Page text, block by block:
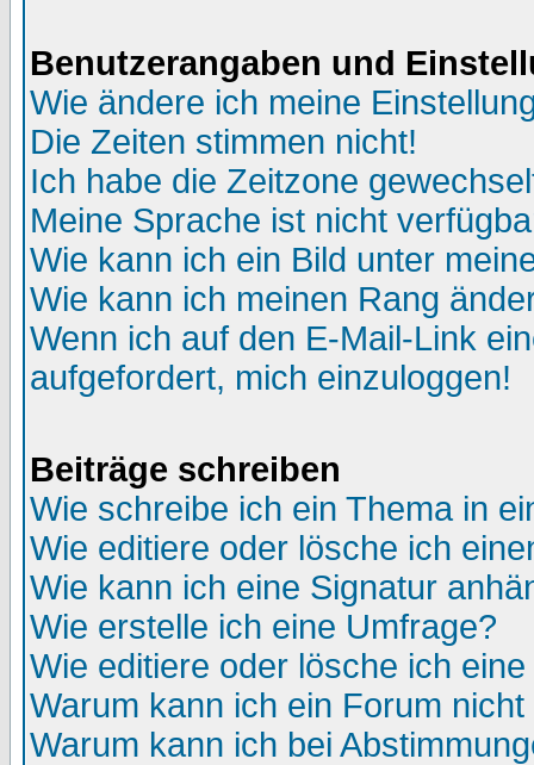
Benutzerangaben und
Wie ändere ich meine
Die Zeiten stimmen nicht!
Ich habe die Zeitzone
Meine Sprache ist nicht
Wie kann ich ein Bild unter
Wie kann ich meinen Rang
Wenn ich auf den E-Mail-Link
aufgefordert, mich einzuloggen!
Beiträge schreiben
Wie schreibe ich ein Thema in
Wie editiere oder lösche ich
Wie kann ich eine Signatur
Wie erstelle ich eine Umfrage?
Wie editiere oder lösche ich
Warum kann ich ein Forum
Warum kann ich bei